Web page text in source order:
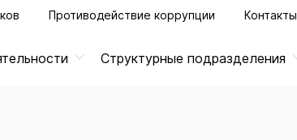
Противодействие коррупции Контакты
Структурные подразделения